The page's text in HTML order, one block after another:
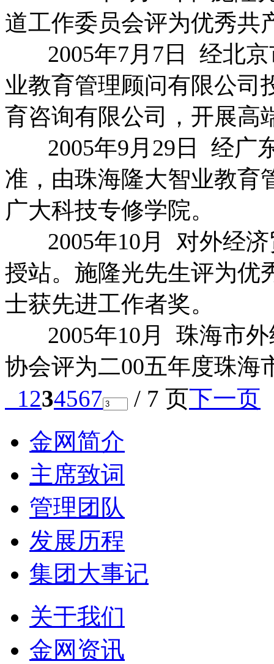
道工作委员会评为优秀共
2005年7月7日 经北京
业教育管理顾问有限公司
育咨询有限公司，开展高
2005年9月29日 经广
准，由珠海隆大智业教育
广大科技专修学院。
2005年10月 对外经济
授站。施隆光先生评为优
士获先进工作者奖。
2005年10月 珠海市外
协会评为二00五年度珠海
1234567 / 7 页下一页
金网简介
主席致词
管理团队
发展历程
集团大事记
关于我们
金网资讯